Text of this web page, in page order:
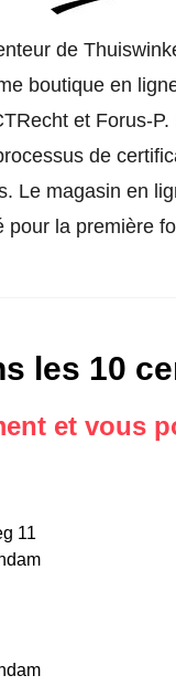
de
boutique en
et Forus-
de
Le magasin en
pour la première
les 10
et vous
11